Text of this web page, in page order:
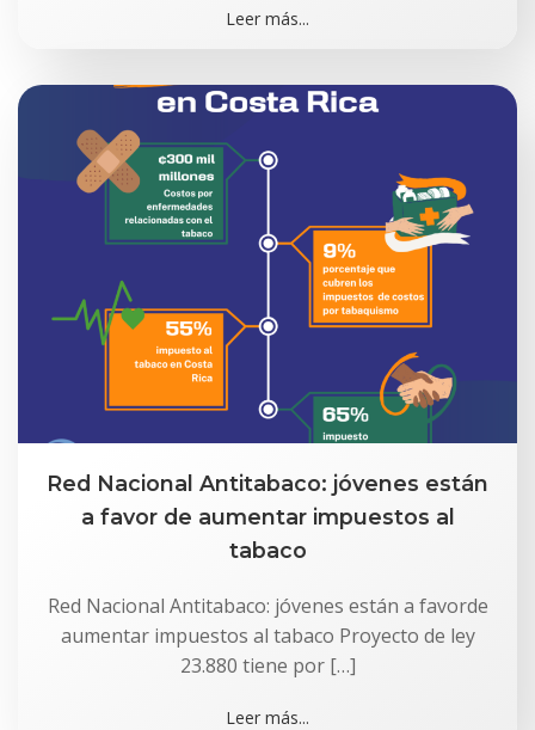
Leer más...
Red Nacional Antitabaco: jóvenes están
a favor de aumentar impuestos al
tabaco
Red Nacional Antitabaco: jóvenes están a favorde
aumentar impuestos al tabaco Proyecto de ley
23.880 tiene por […]
Leer más...